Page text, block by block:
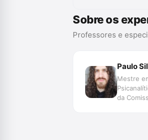
Sobre os
Professores e
Paulo
Mestre
da